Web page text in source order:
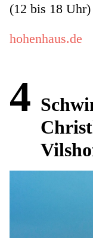
(12 bis 18 Uhr)
hohenhaus.de
4